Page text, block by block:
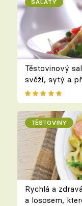
SALÁTY
Těstovinový
svěží, sytý a
TĚSTOVINY
Rychlá a
a lososem,